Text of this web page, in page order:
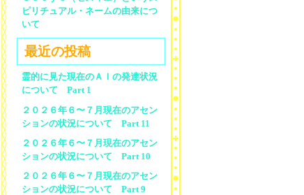
ピリチュアル・ネームの由来につ
いて
最近の投稿
霊的に見た現在のＡＩの発達状況
について Part 1
２０２６年６〜７月現在のアセン
ションの状況について Part 11
２０２６年６〜７月現在のアセン
ションの状況について Part 10
２０２６年６〜７月現在のアセン
ションの状況について Part 9